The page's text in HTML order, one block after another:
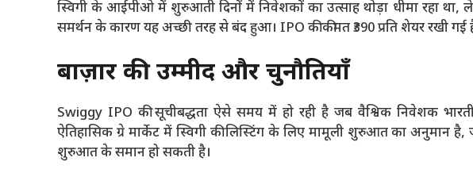
स्विगी के आईपीओ में शुरुआती दिनों में निवेशकों का उत्साह थोड़ा धीमा रहा
समर्थन के कारण यह अच्छी तरह से बंद हुआ। IPO की कीमत ₹390 प्रति शेयर रखी गई
बाज़ार की उम्मीदें और चुनौतियाँ
Swiggy IPO की सूचीबद्धता ऐसे समय में हो रही है जब वैश्विक निवेशक
ऐतिहासिक ग्रे मार्केट में स्विगी की लिस्टिंग के लिए मामूली शुरुआत का अनुमान
शुरुआत के समान हो सकती है।